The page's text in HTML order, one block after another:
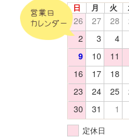
営業日
カレンダー
日 月 火
26 27 28
2
3 4
9
10 11
16
17 18
23
24 25
30
31 1
定休日